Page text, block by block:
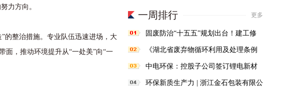
力方向。
整治措施。专业队伍迅速进场，大
面，推动环境提升从“一处美”向“一
一周排行 更多
固废防治“十五五”规划出台！建工修
复抢抓固废领域新机遇
《湖北省废弃物循环利用及处理条例
（草案）》征求意见
中电环保：控股子公司签订锂电新材
料一体化合同5350万元
环保新质生产力 | 浙江金石包装有限公